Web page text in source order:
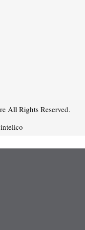
All Rights Reserved.